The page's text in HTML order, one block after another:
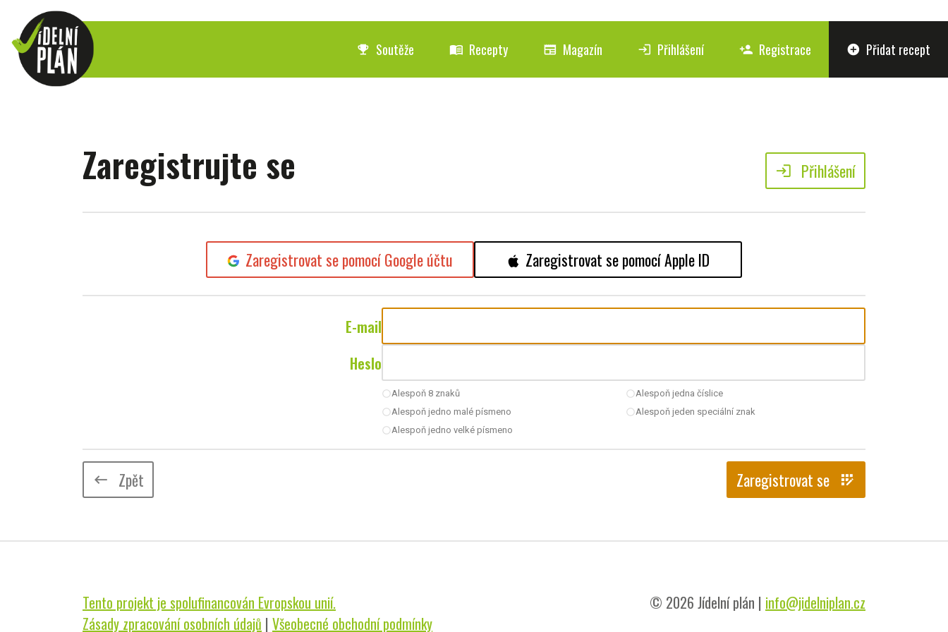
emoji_events Soutěže menu_book Recepty newspaper Magazín login Přihlášení person_add Registrace add_circle Přidat recept
Zaregistrujte se login Přihlášení
Zaregistrovat se pomocí Google účtu Zaregistrovat se pomocí Apple ID
E-mail
Heslo
radio_button_uncheckedAlespoň 8 znaků
radio_button_uncheckedAlespoň jedno malé písmeno
radio_button_uncheckedAlespoň jedno velké písmeno
radio_button_uncheckedAlespoň jedna číslice
radio_button_uncheckedAlespoň jeden speciální znak
keyboard_backspace Zpět Zaregistrovat se app_registration
Tento projekt je spolufinancován Evropskou unií.
Zásady zpracování osobních údajů | Všeobecné obchodní podmínky
© 2026 Jídelní plán | info@jidelniplan.cz